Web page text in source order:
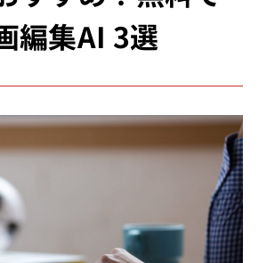
編集AI 3選